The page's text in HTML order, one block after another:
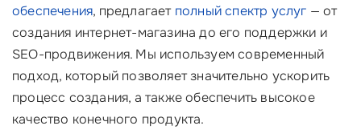
обеспечения, предлагает полный спектр услуг — от
создания интернет-магазина до его поддержки и
SEO-продвижения. Мы используем современный
подход, который позволяет значительно ускорить
процесс создания, а также обеспечить высокое
качество конечного продукта.